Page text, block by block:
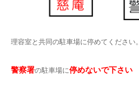
理容室と共同の駐車場に停めてください。
警察署の駐車場に停めないで下さい